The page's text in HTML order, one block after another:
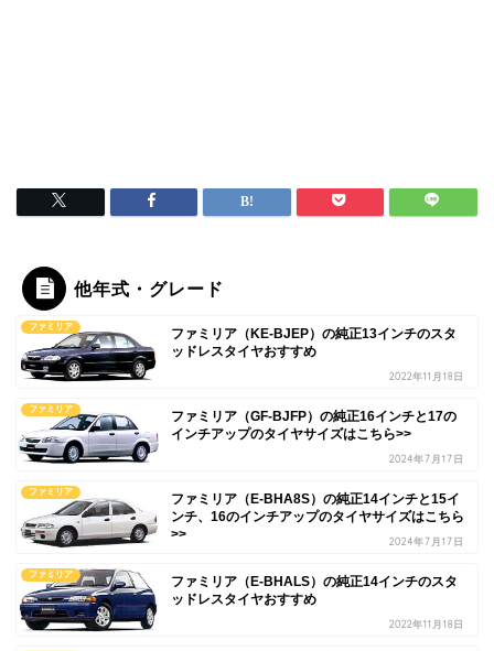
他年式・グレード
ファミリア
ファミリア（KE-BJEP）の純正13インチのスタ
ッドレスタイヤおすすめ
2022年11月18日
ファミリア
ファミリア（GF-BJFP）の純正16インチと17の
インチアップのタイヤサイズはこちら>>
2024年7月17日
ファミリア
ファミリア（E-BHA8S）の純正14インチと15イ
ンチ、16のインチアップのタイヤサイズはこちら
>>
2024年7月17日
ファミリア
ファミリア（E-BHALS）の純正14インチのスタ
ッドレスタイヤおすすめ
2022年11月18日